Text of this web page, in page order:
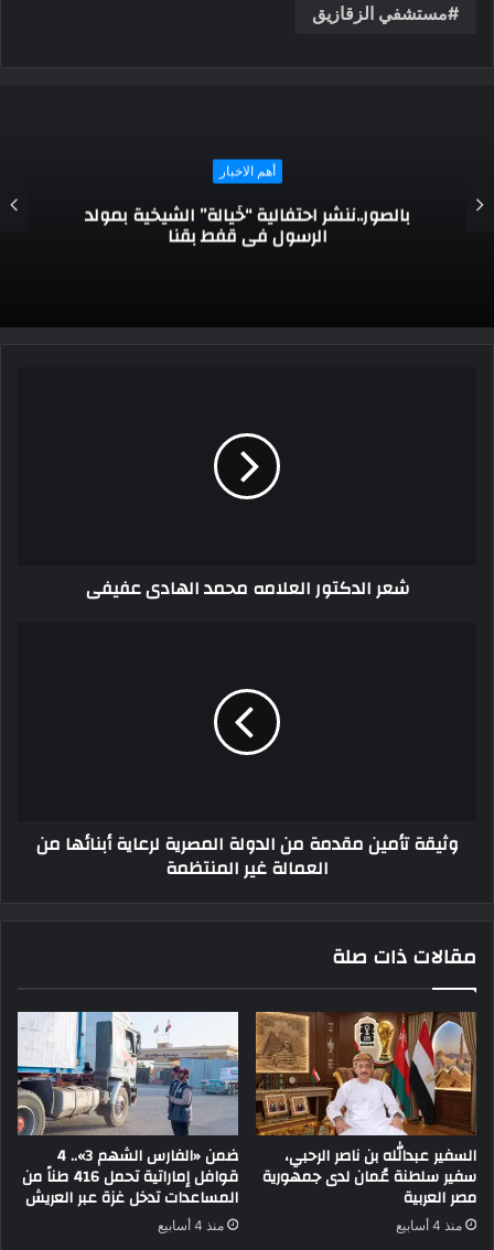
مستشفي الزقازيق
سلسلة حملات أمنية مكبرة لأمن مطروح
بقطاعات المرور والمرافق والتموين
شعر الدكتور العلامه محمد الهادى عفيفى
وثيقة تأمين مقدمة من الدولة المصرية لرعاية أبنائها من
العمالة غير المنتظمة
مقالات ذات صلة
السفير عبدالله بن ناصر الرحبي،
سفير سلطنة عُمان لدى جمهورية
مصر العربية
منذ 4 أسابيع
ضمن «الفارس الشهم 3».. 4
قوافل إماراتية تحمل 416 طناً من
المساعدات تدخل غزة عبر العريش
منذ 4 أسابيع